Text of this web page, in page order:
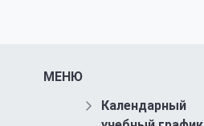
МЕНЮ
Календарный